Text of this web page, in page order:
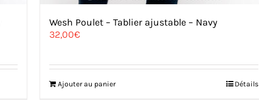
Wesh Poulet – Tablier ajustable – Navy
32,00€
Ajouter au panier Détails